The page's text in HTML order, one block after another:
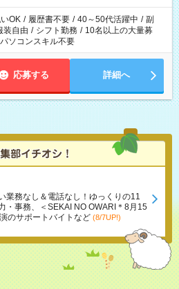
OK / 履歴書不要 / 40～50代活躍中 / 副
装自由 / シフト勤務 / 10名以上の大量募
パソコンスキル不要
応募する 詳細へ
業務なし＆電話なし！ゆっくりの11
・事務、＜SEKAI NO OWARI＊8月15
のサポートバイトなど (8/7UP!)